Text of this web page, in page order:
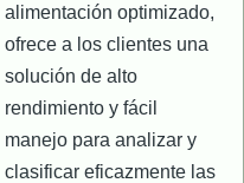
alimentación optimizado,
ofrece a los clientes una
solución de alto
rendimiento y fácil
manejo para analizar y
clasificar eficazmente las